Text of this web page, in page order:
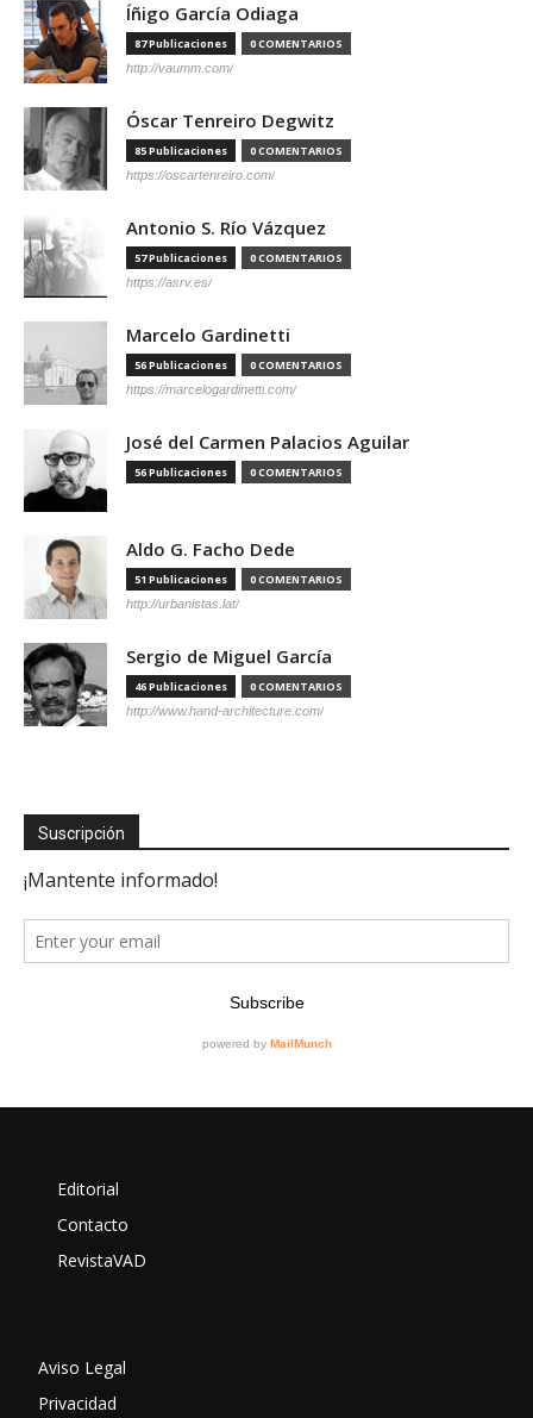
Íñigo García Odiaga
87 Publicaciones 0 COMENTARIOS
http://vaumm.com/
Óscar Tenreiro Degwitz
85 Publicaciones 0 COMENTARIOS
https://oscartenreiro.com/
Antonio S. Río Vázquez
57 Publicaciones 0 COMENTARIOS
https://asrv.es/
Marcelo Gardinetti
56 Publicaciones 0 COMENTARIOS
https://marcelogardinetti.com/
José del Carmen Palacios Aguilar
56 Publicaciones 0 COMENTARIOS
Aldo G. Facho Dede
51 Publicaciones 0 COMENTARIOS
http://urbanistas.lat/
Sergio de Miguel García
46 Publicaciones 0 COMENTARIOS
http://www.hand-architecture.com/
Suscripción
Editorial
Contacto
RevistaVAD
Aviso Legal
Privacidad